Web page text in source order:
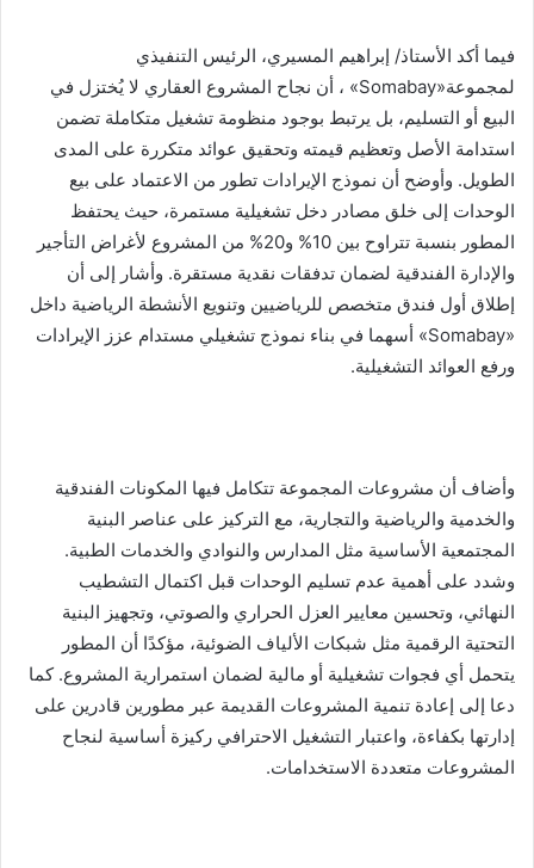
فيما أكد الأستاذ/ إبراهيم المسيري، الرئيس التنفيذي
لمجموعة«Somabay» ، أن نجاح المشروع العقاري لا يُختزل في
البيع أو التسليم، بل يرتبط بوجود منظومة تشغيل متكاملة تضمن
استدامة الأصل وتعظيم قيمته وتحقيق عوائد متكررة على المدى
الطويل. وأوضح أن نموذج الإيرادات تطور من الاعتماد على بيع
الوحدات إلى خلق مصادر دخل تشغيلية مستمرة، حيث يحتفظ
المطور بنسبة تتراوح بين 10% و20% من المشروع لأغراض التأجير
والإدارة الفندقية لضمان تدفقات نقدية مستقرة. وأشار إلى أن
إطلاق أول فندق متخصص للرياضيين وتنويع الأنشطة الرياضية داخل
«Somabay» أسهما في بناء نموذج تشغيلي مستدام عزز الإيرادات
ورفع العوائد التشغيلية.
وأضاف أن مشروعات المجموعة تتكامل فيها المكونات الفندقية
والخدمية والرياضية والتجارية، مع التركيز على عناصر البنية
المجتمعية الأساسية مثل المدارس والنوادي والخدمات الطبية.
وشدد على أهمية عدم تسليم الوحدات قبل اكتمال التشطيب
النهائي، وتحسين معايير العزل الحراري والصوتي، وتجهيز البنية
التحتية الرقمية مثل شبكات الألياف الضوئية، مؤكدًا أن المطور
يتحمل أي فجوات تشغيلية أو مالية لضمان استمرارية المشروع. كما
دعا إلى إعادة تنمية المشروعات القديمة عبر مطورين قادرين على
إدارتها بكفاءة، واعتبار التشغيل الاحترافي ركيزة أساسية لنجاح
المشروعات متعددة الاستخدامات.